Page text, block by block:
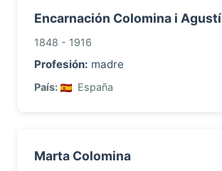
Encarnación Colomina i Agustí
1848 - 1916
Profesión: madre
País: España
Marta Colomina